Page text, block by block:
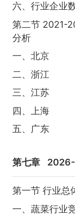
六、行业企业
第二节 2021-
分析
一、北京
二、浙江
三、江苏
四、上海
五、广东
第七章 2026-
第一节 行业总
一、蔬菜行业